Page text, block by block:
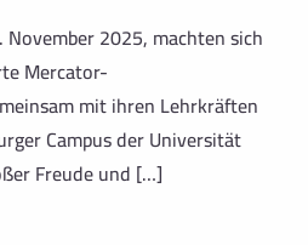
2025, machten sich
Mercator-
mit ihren Lehrkräften
Campus der Universität
Freude und […]